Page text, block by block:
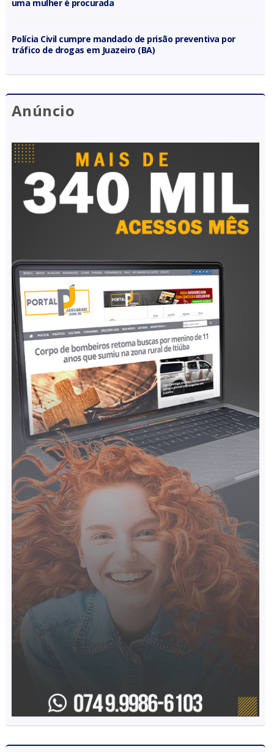
uma mulher é procurada
Polícia Civil cumpre mandado de prisão preventiva por
tráfico de drogas em Juazeiro (BA)
Anúncio